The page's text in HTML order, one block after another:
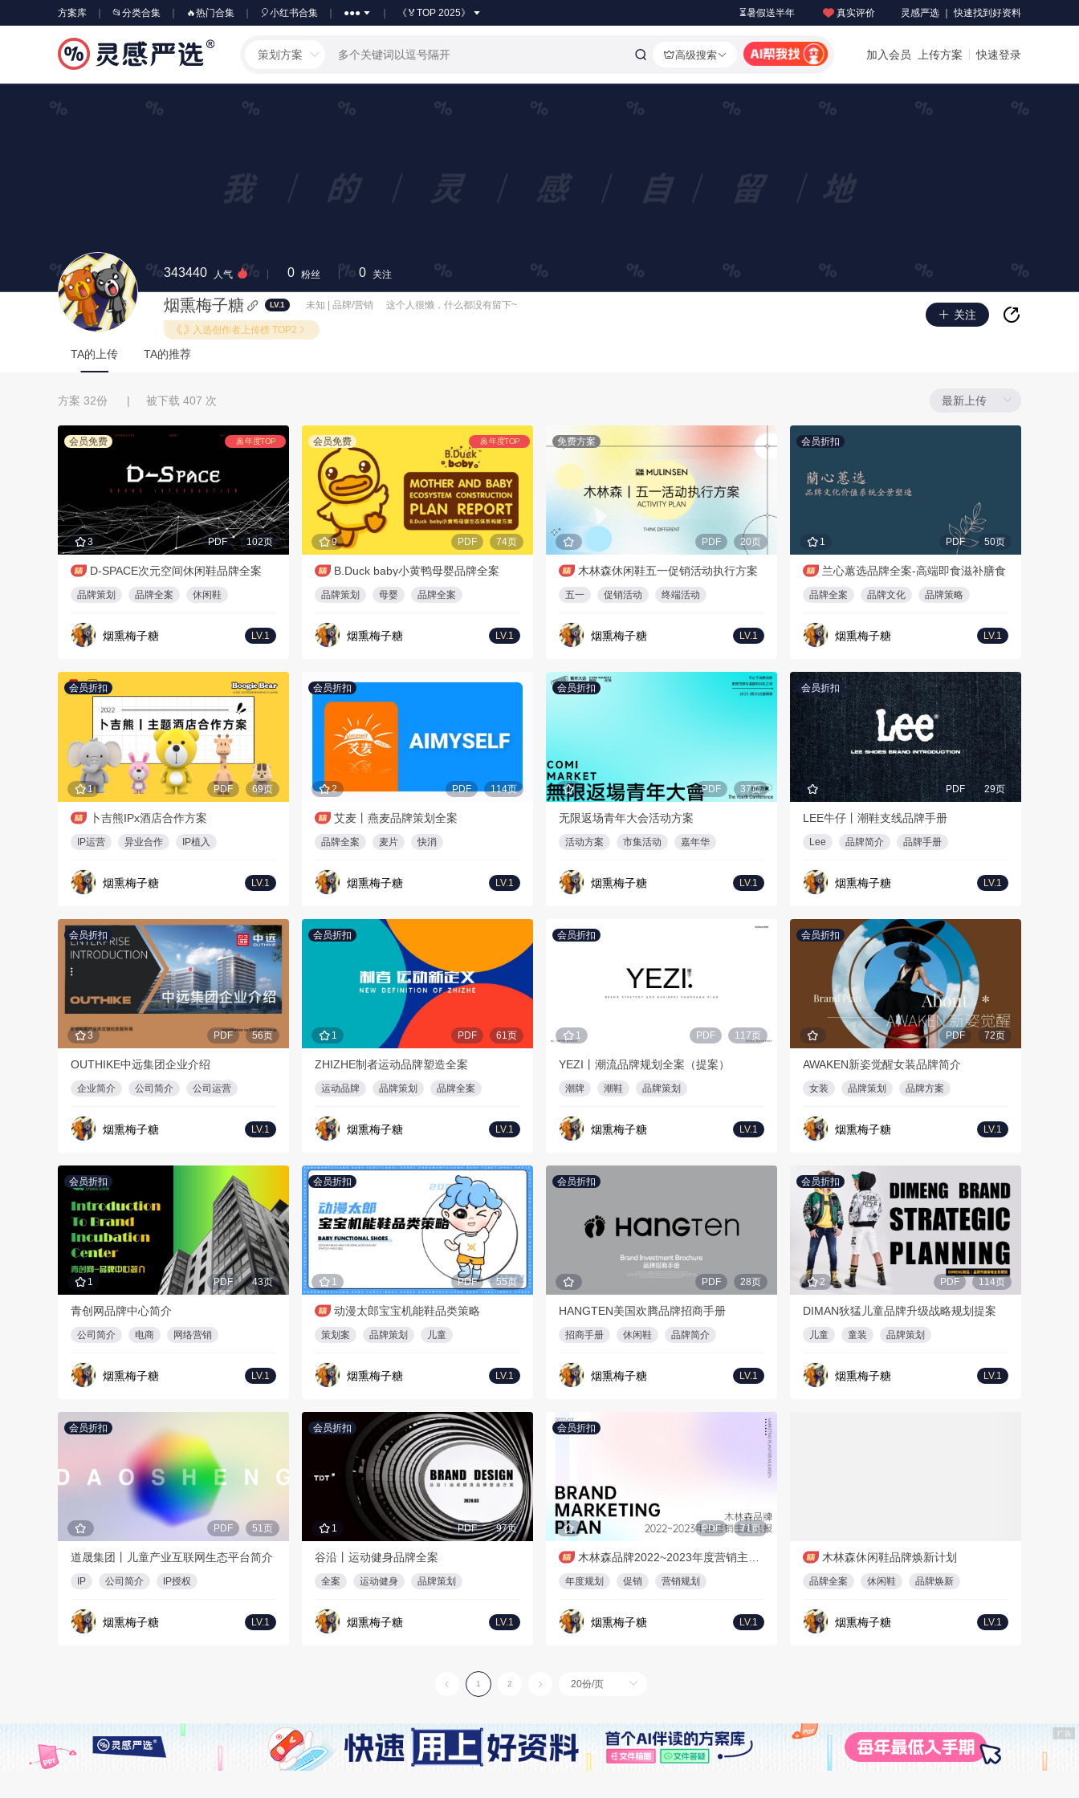
方案库 📂分类合集 🔥热门合集 🎈小红书合集 ●●● 《🏅TOP 2025》 ⏳暑假送半年 真实评价 灵感严选 ｜ 快速找到好资料
策划方案 高级搜索 加入会员 上传方案 快速登录
343440 人气 0 粉丝 0 关注
烟熏梅子糖 LV.1 未知 | 品牌/营销 这个人很懒，什么都没有留下~
入选创作者上传榜 TOP2
关注
TA的上传 TA的推荐
方案 32份 | 被下载 407 次
会员免费 年度TOP
3 PDF 102页
D-SPACE次元空间休闲鞋品牌全案
品牌策划 品牌全案 休闲鞋
烟熏梅子糖 LV.1
会员免费 年度TOP
9 PDF 74页
B.Duck baby小黄鸭母婴品牌全案
品牌策划 母婴 品牌全案
烟熏梅子糖 LV.1
免费方案
PDF 20页
木林森休闲鞋五一促销活动执行方案
五一 促销活动 终端活动
烟熏梅子糖 LV.1
会员折扣
1 PDF 50页
兰心蕙选品牌全案-高端即食滋补膳食
品牌全案 品牌文化 品牌策略
烟熏梅子糖 LV.1
会员折扣
1 PDF 69页
卜吉熊IPx酒店合作方案
IP运营 异业合作 IP植入
烟熏梅子糖 LV.1
会员折扣
2 PDF 114页
艾麦丨燕麦品牌策划全案
品牌全案 麦片 快消
烟熏梅子糖 LV.1
会员折扣
PDF 37页
无限返场青年大会活动方案
活动方案 市集活动 嘉年华
烟熏梅子糖 LV.1
会员折扣
PDF 29页
LEE牛仔丨潮鞋支线品牌手册
Lee 品牌简介 品牌手册
烟熏梅子糖 LV.1
会员折扣
3 PDF 56页
OUTHIKE中远集团企业介绍
企业简介 公司简介 公司运营
烟熏梅子糖 LV.1
会员折扣
1 PDF 61页
ZHIZHE制者运动品牌塑造全案
运动品牌 品牌策划 品牌全案
烟熏梅子糖 LV.1
会员折扣
1 PDF 117页
YEZI丨潮流品牌规划全案（提案）
潮牌 潮鞋 品牌策划
烟熏梅子糖 LV.1
会员折扣
PDF 72页
AWAKEN新姿觉醒女装品牌简介
女装 品牌策划 品牌方案
烟熏梅子糖 LV.1
会员折扣
1 PDF 43页
青创网品牌中心简介
公司简介 电商 网络营销
烟熏梅子糖 LV.1
会员折扣
1 PDF 55页
动漫太郎宝宝机能鞋品类策略
策划案 品牌策划 儿童
烟熏梅子糖 LV.1
会员折扣
PDF 28页
HANGTEN美国欢腾品牌招商手册
招商手册 休闲鞋 品牌简介
烟熏梅子糖 LV.1
会员折扣
2 PDF 114页
DIMAN狄猛儿童品牌升级战略规划提案
儿童 童装 品牌策划
烟熏梅子糖 LV.1
会员折扣
PDF 51页
道晟集团丨儿童产业互联网生态平台简介
IP 公司简介 IP授权
烟熏梅子糖 LV.1
会员折扣
1 PDF 97页
谷沿丨运动健身品牌全案
全案 运动健身 品牌策划
烟熏梅子糖 LV.1
会员折扣
PDF 71页
木林森品牌2022~2023年度营销主题呈报
年度规划 促销 营销规划
烟熏梅子糖 LV.1
木林森休闲鞋品牌焕新计划
品牌全案 休闲鞋 品牌焕新
烟熏梅子糖 LV.1
1 2